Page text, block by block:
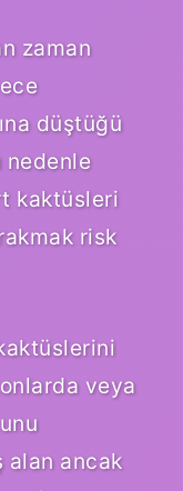
zaman
düştüğü
nedenle
kaktüsleri
risk
veya
alan ancak